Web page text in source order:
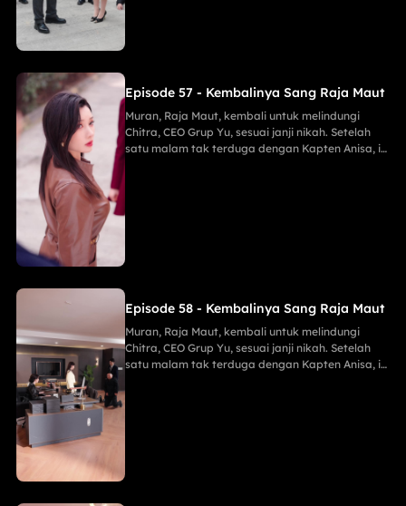
Episode 57 - Kembalinya Sang Raja Maut
Muran, Raja Maut, kembali untuk melindungi
Chitra, CEO Grup Yu, sesuai janji nikah. Setelah
satu malam tak terduga dengan Kapten Anisa, ia
menggagalkan pembunuh Maria, membongkar
menahan tembakan runduk, menaklukkan Jaya
Episode 58 - Kembalinya Sang Raja Maut
Muran, Raja Maut, kembali untuk melindungi
Chitra, CEO Grup Yu, sesuai janji nikah. Setelah
satu malam tak terduga dengan Kapten Anisa, ia
mata-mata Lani, dan menghancurkan konspirasi